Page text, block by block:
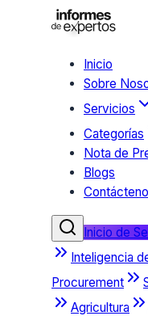
Inicio
Sobre
Servicios
Categorías
Nota de
Blogs
Inicio de
Inteligencia
Procurement
Agricultura